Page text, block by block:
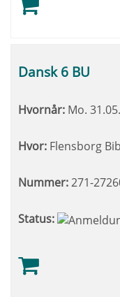
Dansk 6 BU
Hvornår: Mo.
Hvor: Flensborg
Nummer:271-
Status: